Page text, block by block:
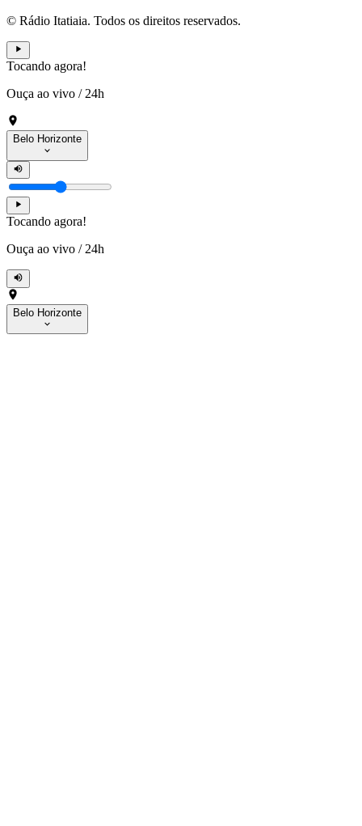
© Rádio Itatiaia. Todos os direitos reservados.
Tocando agora!
Ouça ao vivo / 24h
Belo Horizonte
Tocando agora!
Ouça ao vivo / 24h
Belo Horizonte